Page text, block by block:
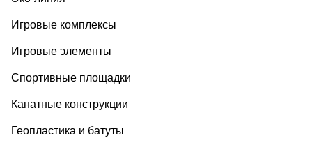
Игровые комплексы
Игровые элементы
Спортивные площадки
Канатные конструкции
Геопластика и батуты